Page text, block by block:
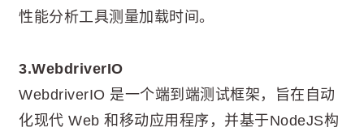
性能分析工具测量加载时间。
3.WebdriverIO
WebdriverIO 是一个端到端测试框架，旨在自动
化现代 Web 和移动应用程序，并基于NodeJS构